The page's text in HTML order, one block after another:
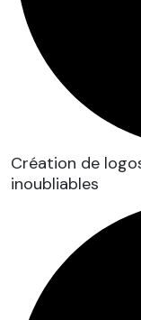
Création de
inoubliables